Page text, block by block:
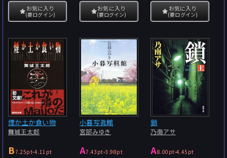
お気に入り
(要ログイン)
お気に入り
(要ログイン)
お気に入り
(要ログイン)
煙か土か食い物
舞城王太郎
B7.25pt-4.11pt
小暮写眞館
宮部みゆき
A7.43pt-3.98pt
鎖
乃南アサ
A8.00pt-4.45pt